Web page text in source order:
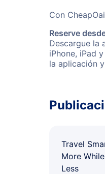
Con
Reserve
Descargue la
iPhone, iPad
la aplicación
Travel
More
Less